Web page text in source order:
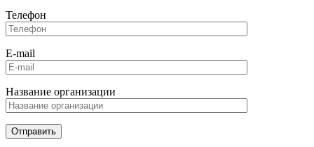
Телефон
E-mail
Название организации